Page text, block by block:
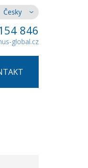
Česky
846
global.cz